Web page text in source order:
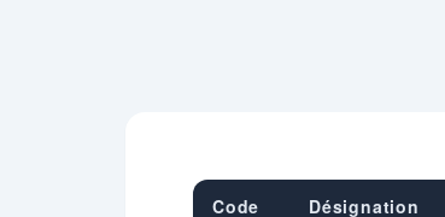
Code Désignation